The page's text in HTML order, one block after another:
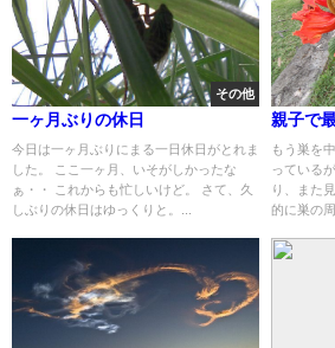
その他
一ヶ月ぶりの休日
今日は一ヶ月ぶりにまる一日休日がとれま
した。 ここ一ヶ月、いそがしかったな
ぁ・・ これからも忙しいけど。 さて、久
しぶりの休日はゆっくりと。...
親子で
もう巣を
っている
り、また
的に巣の